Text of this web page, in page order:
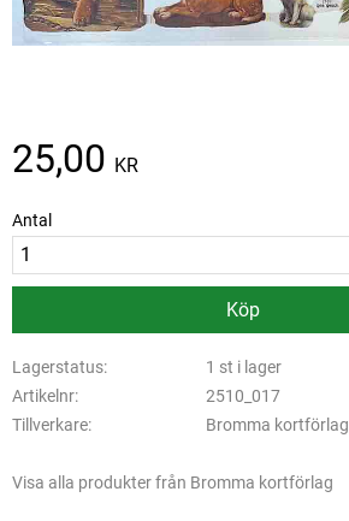
25,00 KR
Antal
Köp
Lagerstatus
1 st i lager
Artikelnr
2510_017
Tillverkare
Bromma kortförlag
Visa alla produkter från Bromma kortförlag